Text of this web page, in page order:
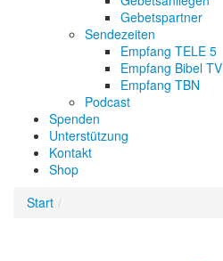
Gebetspartner
Sendezeiten
Empfang TELE 5
Empfang Bibel TV
Empfang TBN
Podcast
Spenden
Unterstützung
Kontakt
Shop
Start